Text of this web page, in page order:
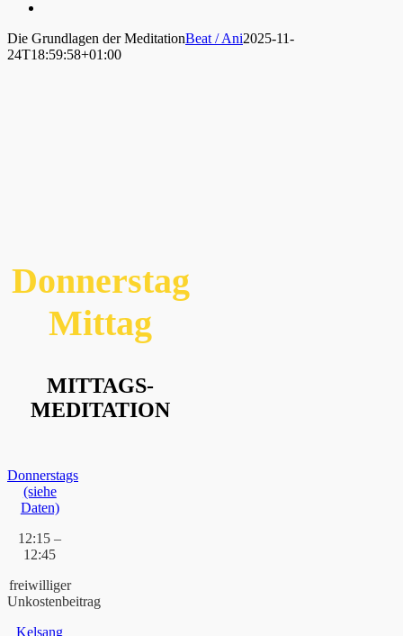
Die Grundlagen der MeditationBeat / Ani2025-11-
24T18:59:58+01:00
Donnerstag
Mittag
MITTAGS-
MEDITATION
Donnerstags
(siehe
Daten)
12:15 –
12:45
freiwilliger
Unkostenbeitrag
Kelsang